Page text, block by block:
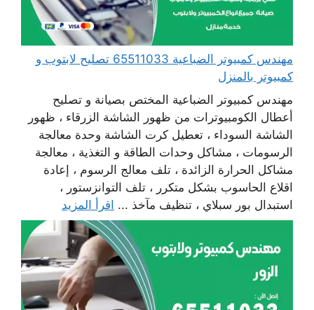
مهندس كمبيوتر الضباعية 65511033 تصليح لابتوب و
كمبيوتر بالمنزل
مهندس كمبيوتر الضباعية المختص بصيانة و تصليح
أعطال الكومبيوترات من ظهور الشاشة الزرقاء ، ظهور
الشاشة السوداء ، تعطيل كرت الشاشة وحدة معالجة
الرسومات ، مشاكل وحدات الطاقة و التغذية ، معالجة
مشاكل الحرارة الزائدة ، تلف معالج الرسوم ، إعادة
اقلاع الحاسوب بشكل متكرر ، تلف التوانزستور ،
استبدال بور سبلاي ، تنظيف مآخذ ... اقرأ المزيد